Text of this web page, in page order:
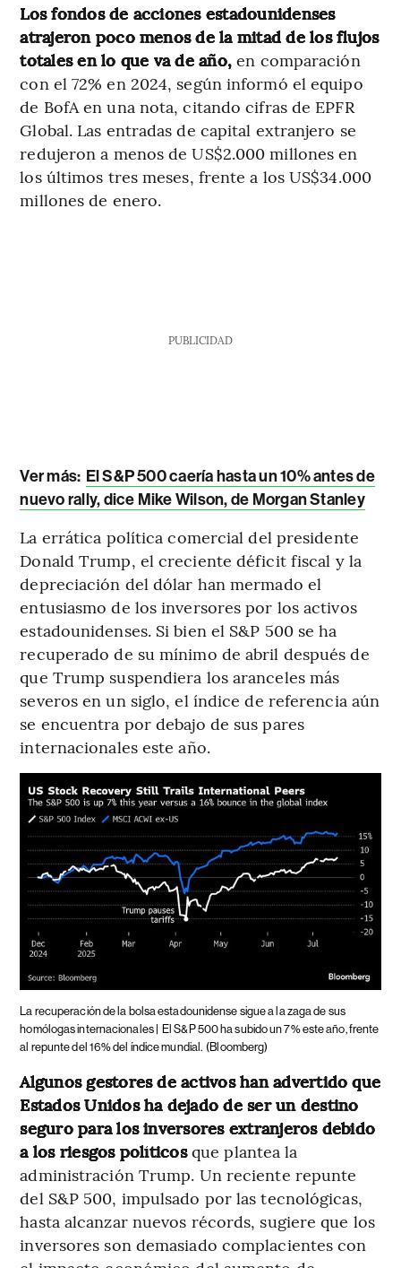
Los fondos de acciones estadounidenses
atrajeron poco menos de la mitad de los flujos
totales en lo que va de año, en comparación
con el 72% en 2024, según informó el equipo
de BofA en una nota, citando cifras de EPFR
Global. Las entradas de capital extranjero se
redujeron a menos de US$2.000 millones en
los últimos tres meses, frente a los US$34.000
millones de enero.
PUBLICIDAD
Ver más: El S&P 500 caería hasta un 10% antes de
nuevo rally, dice Mike Wilson, de Morgan Stanley
La errática política comercial del presidente
Donald Trump, el creciente déficit fiscal y la
depreciación del dólar han mermado el
entusiasmo de los inversores por los activos
estadounidenses. Si bien el S&P 500 se ha
recuperado de su mínimo de abril después de
que Trump suspendiera los aranceles más
severos en un siglo, el índice de referencia aún
se encuentra por debajo de sus pares
internacionales este año.
La recuperación de la bolsa estadounidense sigue a la zaga de sus
homólogas internacionales | El S&P 500 ha subido un 7% este año, frente
al repunte del 16% del índice mundial. (Bloomberg)
Algunos gestores de activos han advertido que
Estados Unidos ha dejado de ser un destino
seguro para los inversores extranjeros debido
a los riesgos políticosque plantea la
administración Trump. Un reciente repunte
del S&P 500, impulsado por las tecnológicas,
hasta alcanzar nuevos récords, sugiere que los
inversores son demasiado complacientes con